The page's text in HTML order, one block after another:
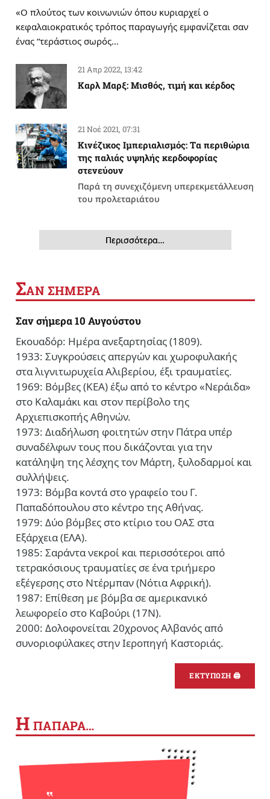
«Ο πλούτος των κοινωνιών όπου κυριαρχεί ο
κεφαλαιοκρατικός τρόπος παραγωγής εμφανίζεται σαν
ένας “τεράστιος σωρός…
21 Απρ 2022, 13:42
Καρλ Μαρξ: Μισθός, τιμή και κέρδος
21 Νοέ 2021, 07:31
Κινέζικος Ιμπεριαλισμός: Tα περιθώρια
της παλιάς υψηλής κερδοφορίας
στενεύουν
Παρά τη συνεχιζόμενη υπερεκμετάλλευση
του προλεταριάτου
Περισσότερα…
ΣΑΝ ΣΗΜΕΡΑ
Σαν σήμερα 10 Αυγούστου
Εκουαδόρ: Ημέρα ανεξαρτησίας (1809).
1933: Συγκρούσεις απεργών και χωροφυλακής
στα λιγνιτωρυχεία Αλιβερίου, έξι τραυματίες.
1969: Βόμβες (ΚΕΑ) έξω από το κέντρο «Νεράιδα»
στο Καλαμάκι και στον περίβολο της
Αρχιεπισκοπής Αθηνών.
1973: Διαδήλωση φοιτητών στην Πάτρα υπέρ
συναδέλφων τους που δικάζονται για την
κατάληψη της λέσχης τον Μάρτη, ξυλοδαρμοί και
συλλήψεις.
1973: Βόμβα κοντά στο γραφείο του Γ.
Παπαδόπουλου στο κέντρο της Αθήνας.
1979: Δύο βόμβες στο κτίριο του ΟΑΣ στα
Εξάρχεια (ΕΛΑ).
1985: Σαράντα νεκροί και περισσότεροι από
τετρακόσιους τραυματίες σε ένα τριήμερο
εξέγερσης στο Ντέρμπαν (Νότια Αφρική).
1987: Επίθεση με βόμβα σε αμερικανικό
λεωφορείο στο Καβούρι (17Ν).
2000: Δολοφονείται 20χρονος Αλβανός από
συνοριοφύλακες στην Ιεροπηγή Καστοριάς.
ΕΚΤΥΠΩΣΗ 🖨
Η ΠΑΠΑΡΑ…